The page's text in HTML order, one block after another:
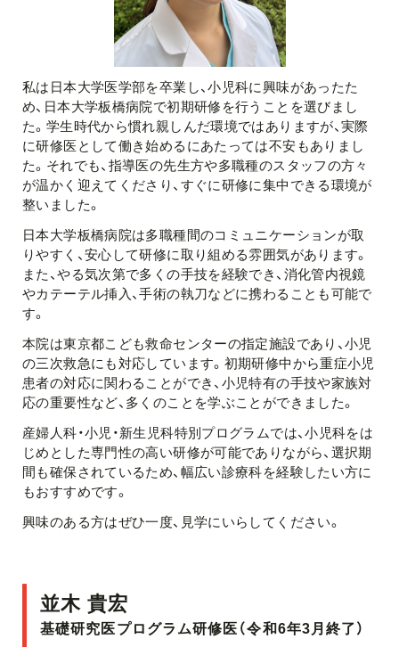
私は日本大学医学部を卒業し、小児科に興味があったた
め、日本大学板橋病院で初期研修を行うことを選びまし
た。学生時代から慣れ親しんだ環境ではありますが、実際
に研修医として働き始めるにあたっては不安もありまし
た。それでも、指導医の先生方や多職種のスタッフの方々
が温かく迎えてくださり、すぐに研修に集中できる環境が
整いました。
日本大学板橋病院は多職種間のコミュニケーションが取
りやすく、安心して研修に取り組める雰囲気があります。
また、やる気次第で多くの手技を経験でき、消化管内視鏡
やカテーテル挿入、手術の執刀などに携わることも可能で
す。
本院は東京都こども救命センターの指定施設であり、小児
の三次救急にも対応しています。初期研修中から重症小児
患者の対応に関わることができ、小児特有の手技や家族対
応の重要性など、多くのことを学ぶことができました。
産婦人科・小児・新生児科特別プログラムでは、小児科をは
じめとした専門性の高い研修が可能でありながら、選択期
間も確保されているため、幅広い診療科を経験したい方に
もおすすめです。
興味のある方はぜひ一度、見学にいらしてください。
並木 貴宏
基礎研究医プログラム研修医（令和6年3月終了）